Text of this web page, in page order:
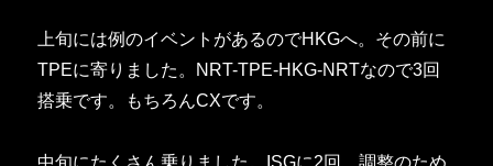
上旬には例のイベントがあるのでHKGへ。その前に
TPEに寄りました。NRT-TPE-HKG-NRTなので3回
搭乗です。もちろんCXです。
中旬にたくさん乗りました。ISGに2回、調整のため